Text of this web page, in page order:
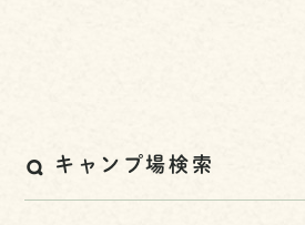
キャンプ場検索